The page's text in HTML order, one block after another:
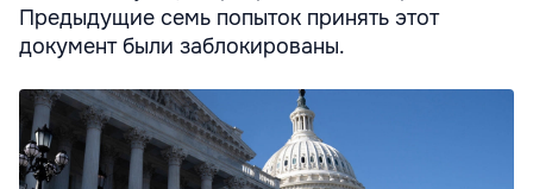
Предыдущие семь попыток принять этот
документ были заблокированы.